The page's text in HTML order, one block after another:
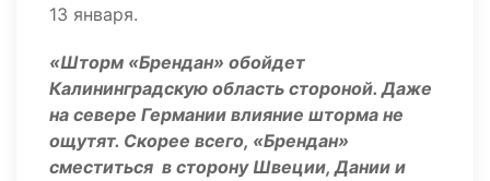
13 января.
«Шторм «Брендан» обойдет
Калининградскую область стороной. Даже
на севере Германии влияние шторма не
ощутят. Скорее всего, «Брендан»
сместиться в сторону Швеции, Дании и